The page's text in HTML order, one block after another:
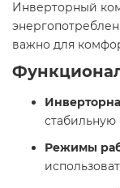
Инверторный
важно для
стабильную
Режимы